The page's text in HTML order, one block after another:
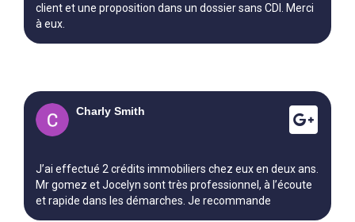
client et une proposition dans un dossier sans CDI. Merci
à eux.
Charly Smith
J’ai effectué 2 crédits immobiliers chez eux en deux ans.
Mr gomez et Jocelyn sont très professionnel, à l’écoute
et rapide dans les démarches. Je recommande